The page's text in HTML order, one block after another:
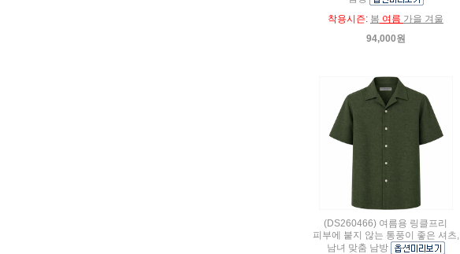
착용시즌: 봄 여름 가을 겨울
94,000원
(DS260466) 여름용 링클프리
피부에 붙지 않는 통풍이 좋은 셔츠,
남녀 맞춤 남방